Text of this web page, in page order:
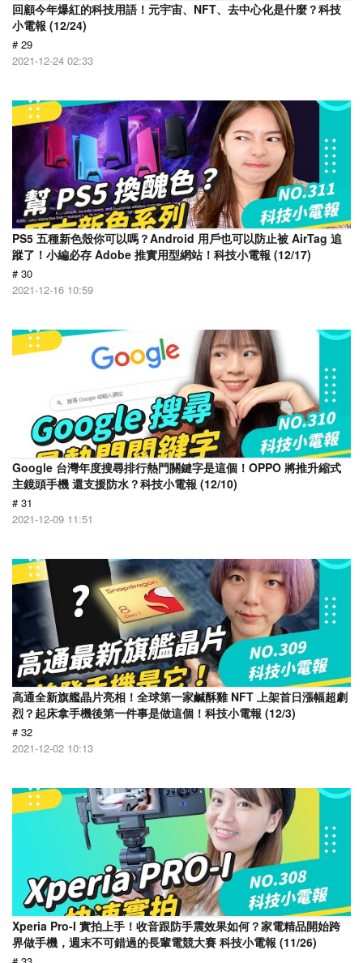
回顧今年爆紅的科技用語！元宇宙、NFT、去中心化是什麼？科技
小電報 (12/24)
# 29
2021-12-24 02:33
PS5 五種新色殼你可以嗎？Android 用戶也可以防止被 AirTag 追
蹤了！小編必存 Adobe 推實用型網站！科技小電報 (12/17)
# 30
2021-12-16 10:59
Google 台灣年度搜尋排行熱門關鍵字是這個！OPPO 將推升縮式
主鏡頭手機 還支援防水？科技小電報 (12/10)
# 31
2021-12-09 11:51
高通全新旗艦晶片亮相！全球第一家鹹酥雞 NFT 上架首日漲幅超劇
烈？起床拿手機後第一件事是做這個！科技小電報 (12/3)
# 32
2021-12-02 10:13
Xperia Pro-I 實拍上手！收音跟防手震效果如何？家電精品開始跨
界做手機，週末不可錯過的長輩電競大賽 科技小電報 (11/26)